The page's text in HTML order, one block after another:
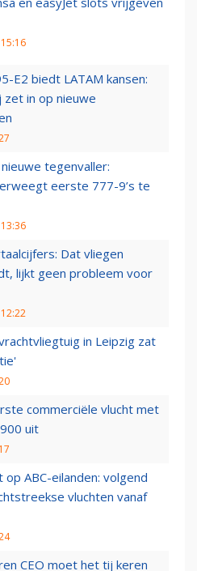
E2 biedt LATAM kansen:
zet in op nieuwe
tegenvaller:
eerste 777-9’s te
Dat vliegen
lijkt geen probleem voor
in Leipzig zat
commerciële vlucht met
uit
ABC-eilanden: volgend
vluchten vanaf
CEO moet het tij keren